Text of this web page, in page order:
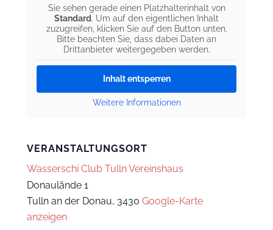
VERANSTALTUNGSORT
Wasserschi Club Tulln Vereinshaus
Donaulände 1
Tulln an der Donau, 3430 Google-Karte
anzeigen
Sie sehen gerade einen Platzhalterinhalt von
Standard. Um auf den eigentlichen Inhalt
zuzugreifen, klicken Sie auf den Button unten.
Bitte beachten Sie, dass dabei Daten an
Drittanbieter weitergegeben werden.
Inhalt entsperren
Weitere Informationen